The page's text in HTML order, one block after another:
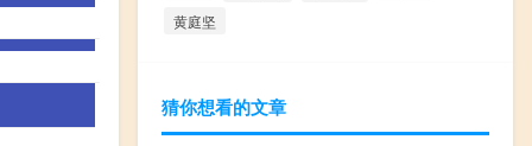
黄庭坚
猜你想看的文章